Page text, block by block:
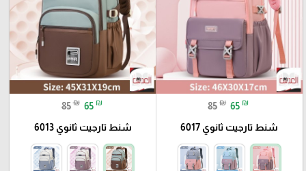
85 ₪ 65 ₪
شنط تارجيت ثانوي 6017
85 ₪ 65 ₪
شنط تارجيت ثانوي 6013